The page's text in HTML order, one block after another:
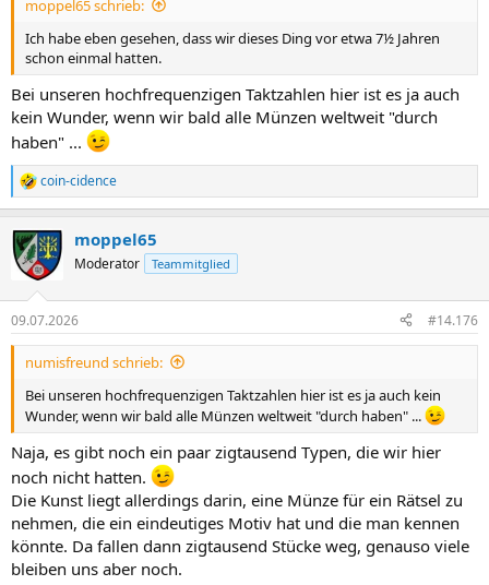
moppel65 schrieb:
Ich habe eben gesehen, dass wir dieses Ding vor etwa 7½ Jahren
schon einmal hatten.
Bei unseren hochfrequenzigen Taktzahlen hier ist es ja auch
kein Wunder, wenn wir bald alle Münzen weltweit "durch
haben" ...
R
e
k
t
i
e
n
coin-cidence
moppel65
Moderator Teammitglied
09.07.2026 #14.176
numisfreund schrieb:
Bei unseren hochfrequenzigen Taktzahlen hier ist es ja auch kein
Wunder, wenn wir bald alle Münzen weltweit "durch haben" ...
Naja, es gibt noch ein paar zigtausend Typen, die wir hier
noch nicht hatten.
Die Kunst liegt allerdings darin, eine Münze für ein Rätsel zu
nehmen, die ein eindeutiges Motiv hat und die man kennen
könnte. Da fallen dann zigtausend Stücke weg, genauso viele
bleiben uns aber noch.